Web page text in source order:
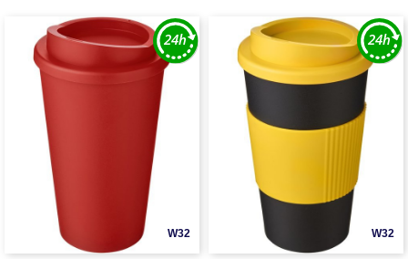
W32 W32